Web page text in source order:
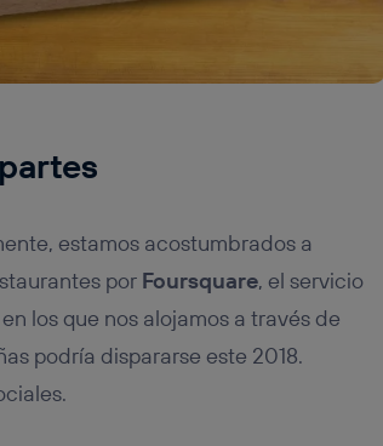
estamos acostumbrados a
por Foursquare, el servicio
los que nos alojamos a través de
podría dispararse este 2018.